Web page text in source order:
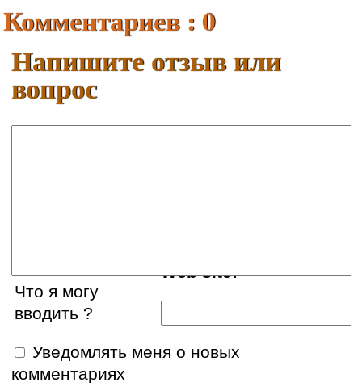
Комментариев : 0
Напишите отзыв или
вопрос
Web site:
Что я могу
вводить ?
Уведомлять меня о новых
комментариях